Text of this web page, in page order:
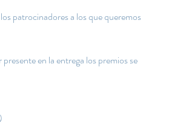
patrocinadores a los que queremos
en la entrega los premios se